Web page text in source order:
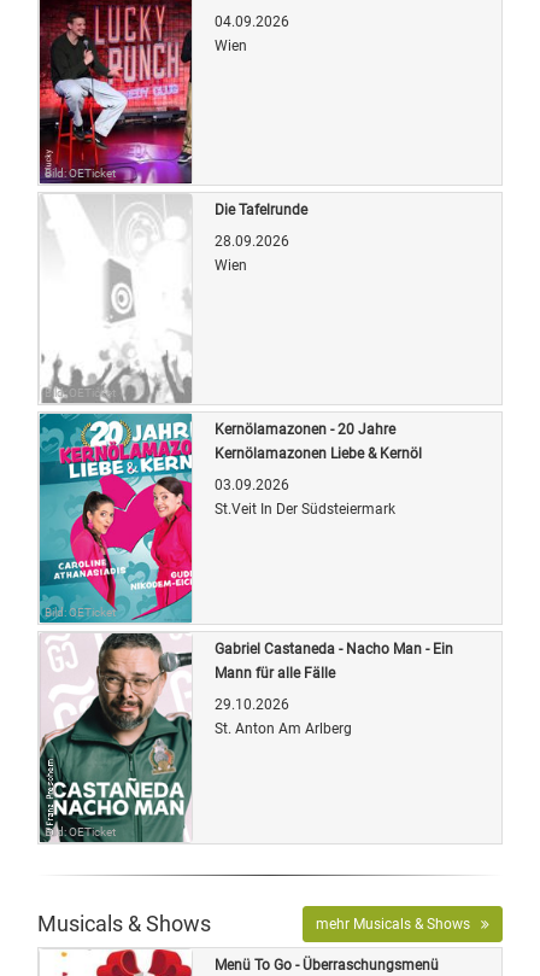
Bild: OETicket
04.09.2026
Wien
Bild: OETicket
Die Tafelrunde
28.09.2026
Wien
Bild: OETicket
Kernölamazonen - 20 Jahre
Kernölamazonen Liebe & Kernöl
03.09.2026
St.Veit In Der Südsteiermark
Bild: OETicket
Gabriel Castaneda - Nacho Man - Ein
Mann für alle Fälle
29.10.2026
St. Anton Am Arlberg
Musicals & Shows mehr Musicals & Shows
Menü To Go - Überraschungsmenü